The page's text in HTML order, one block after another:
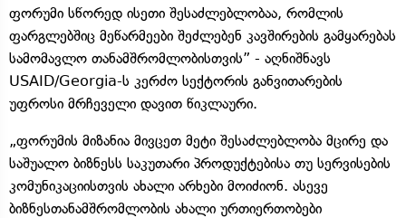
ფორუმი სწორედ ისეთი შესაძლებლობაა, რომლის
ფარგლებშიც მეწარმეები შეძლებენ კავშირების გამყარებას
სამომავლო თანამშრომლობისთვის” - აღნიშნავს
USAID/Georgia-ს კერძო სექტორის განვითარების
უფროსი მრჩეველი დავით წიკლაური.
„ფორუმის მიზანია მივცეთ მეტი შესაძლებლობა მცირე და
საშუალო ბიზნესს საკუთარი პროდუქტებისა თუ სერვისების
კომუნიკაციისთვის ახალი არხები მოიძიონ. ასევე
ბიზნესთანამშრომლობის ახალი ურთიერთობები